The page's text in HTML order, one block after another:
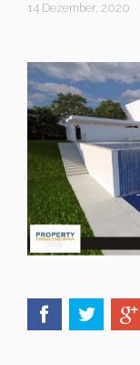
14 Dezember, 2020